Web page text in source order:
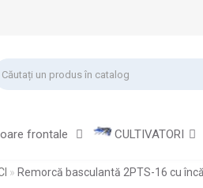
frontale CULTIVATORI
Remorcă basculantă 2PTS-16 cu